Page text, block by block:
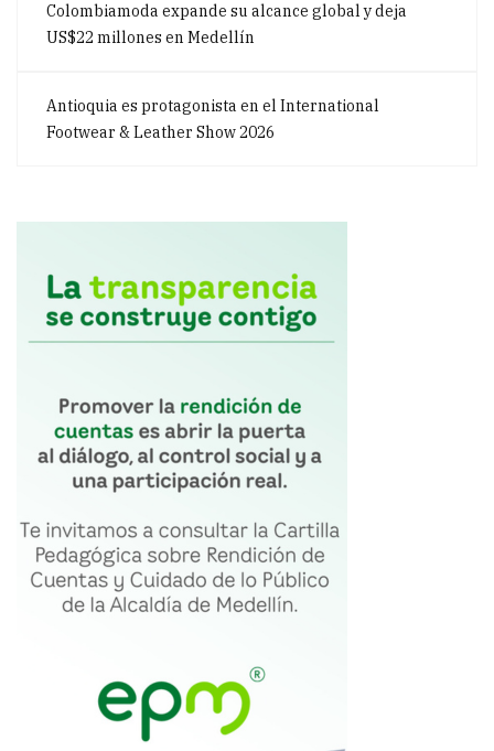
Colombiamoda expande su alcance global y deja
US$22 millones en Medellín
Antioquia es protagonista en el International
Footwear & Leather Show 2026